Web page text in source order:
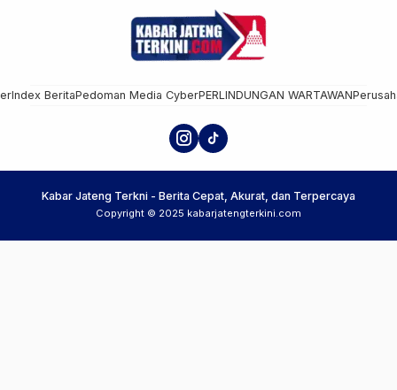
Index BeritaPedoman Media CyberPERLINDUNGAN WARTAWAN
Kabar Jateng Terkni - Berita Cepat, Akurat, dan Terpercaya
Copyright © 2025 kabarjatengterkini.com